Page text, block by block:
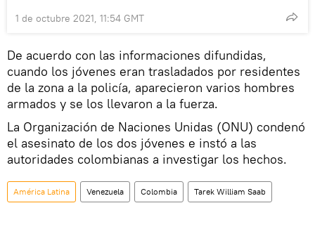
1 de octubre 2021, 11:54 GMT
De acuerdo con las informaciones difundidas,
cuando los jóvenes eran trasladados por residentes
de la zona a la policía, aparecieron varios hombres
armados y se los llevaron a la fuerza.
La Organización de Naciones Unidas (ONU) condenó
el asesinato de los dos jóvenes e instó a las
autoridades colombianas a investigar los hechos.
América Latina Venezuela Colombia Tarek William Saab